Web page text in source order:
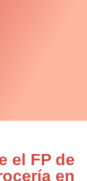
el FP de
en